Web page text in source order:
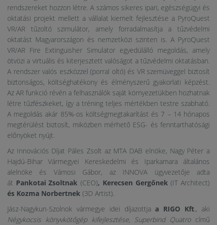
rendszereket hozzon létre. A számos sikeres ipari, egészségügyi és
oktatási projekt mellett a vállalat kiemelt fejlesztése a PyroQuest
VR/AR tűzoltó szimulátor, amely forradalmasítja a tűzvédelmi
oktatást Magyarországon és nemzetközi szinten is. A PyroQuest
VR/AR Fire Extinguisher Simulator egyedülálló megoldás, amely
ötvözi a virtuális és kiterjesztett valóságot a tűzvédelmi oktatásban.
A rendszer valós eszközzel (porral oltó) és VR szemüveggel biztosít
biztonságos, költséghatékony és élményszerű gyakorlati képzést.
Az AR funkció révén a felhasználók saját környezetükben hozhatnak
létre tűzfészkeket, így a tréning teljes mértékben testre szabható.
A megoldás akár 85%-os költségmegtakarítást és 7 – 14 hónapos
megtérülést biztosít, miközben mérhető ESG- és fenntarthatósági
előnyöket nyújt.
Az Innovációs Díjat Páles Zsolt az MTA DAB elnöke, Nagy Péter a
Hajdú-Bihar Vármegyei Kereskedelmi és Iparkamara általános
alelnöke és Vámosi Gábor, az INNOVA ügyvezetője adta
át Pankotai Zsoltnak(CEO), Kerecsen Gergőnek(IT Architect)
és Kozma Norbertnek (3D Artist).
Jász-Nagykun-Szolnok vármegye idei díjazottjaa RIGO Kft., aki
Négykocsis könyvkötőgép kifejlesztése, Superbind Quatro című